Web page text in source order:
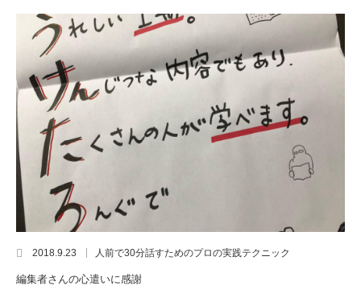
2018.9.23 人前で30分話すためのプロの実践テクニック
編集者さんの心遣いに感謝